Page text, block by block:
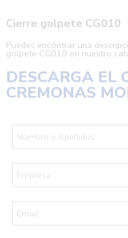
Cierre golpete CG010
Puedes encontrar una
golpete CG010 en nuestro
DESCARGA EL
CREMONAS